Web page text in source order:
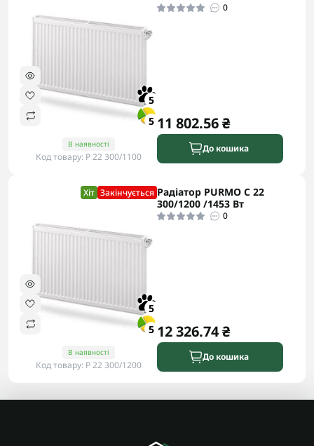
5
5
В наявності
Код товару: P 22 300/1100
0
11 802.56 ₴
До кошика
Хіт Закінчується
5
5
В наявності
Код товару: P 22 300/1200
Радіатор PURMO C 22
300/1200 /1453 Вт
0
12 326.74 ₴
До кошика